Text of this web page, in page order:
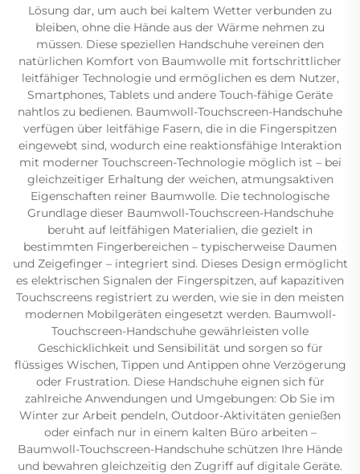
Lösung dar, um auch bei kaltem Wetter verbunden zu
bleiben, ohne die Hände aus der Wärme nehmen zu
müssen. Diese speziellen Handschuhe vereinen den
natürlichen Komfort von Baumwolle mit fortschrittlicher
leitfähiger Technologie und ermöglichen es dem Nutzer,
Smartphones, Tablets und andere Touch-fähige Geräte
nahtlos zu bedienen. Baumwoll-Touchscreen-Handschuhe
verfügen über leitfähige Fasern, die in die Fingerspitzen
eingewebt sind, wodurch eine reaktionsfähige Interaktion
mit moderner Touchscreen-Technologie möglich ist – bei
gleichzeitiger Erhaltung der weichen, atmungsaktiven
Eigenschaften reiner Baumwolle. Die technologische
Grundlage dieser Baumwoll-Touchscreen-Handschuhe
beruht auf leitfähigen Materialien, die gezielt in
bestimmten Fingerbereichen – typischerweise Daumen
und Zeigefinger – integriert sind. Dieses Design ermöglicht
es elektrischen Signalen der Fingerspitzen, auf kapazitiven
Touchscreens registriert zu werden, wie sie in den meisten
modernen Mobilgeräten eingesetzt werden. Baumwoll-
Touchscreen-Handschuhe gewährleisten volle
Geschicklichkeit und Sensibilität und sorgen so für
flüssiges Wischen, Tippen und Antippen ohne Verzögerung
oder Frustration. Diese Handschuhe eignen sich für
zahlreiche Anwendungen und Umgebungen: Ob Sie im
Winter zur Arbeit pendeln, Outdoor-Aktivitäten genießen
oder einfach nur in einem kalten Büro arbeiten –
Baumwoll-Touchscreen-Handschuhe schützen Ihre Hände
und bewahren gleichzeitig den Zugriff auf digitale Geräte.